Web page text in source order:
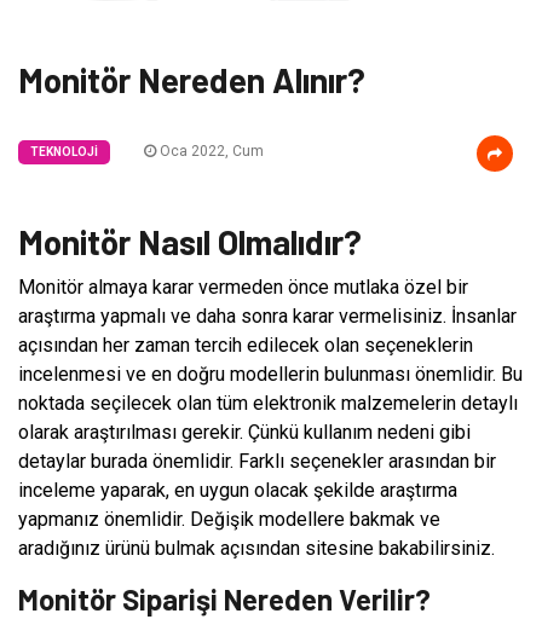
Monitör Nereden Alınır?
TEKNOLOJI Oca 2022, Cum
Monitör Nasıl Olmalıdır?
Monitör almaya karar vermeden önce mutlaka özel bir
araştırma yapmalı ve daha sonra karar vermelisiniz. İnsanlar
açısından her zaman tercih edilecek olan seçeneklerin
incelenmesi ve en doğru modellerin bulunması önemlidir. Bu
noktada seçilecek olan tüm elektronik malzemelerin detaylı
olarak araştırılması gerekir. Çünkü kullanım nedeni gibi
detaylar burada önemlidir. Farklı seçenekler arasından bir
inceleme yaparak, en uygun olacak şekilde araştırma
yapmanız önemlidir. Değişik modellere bakmak ve
aradığınız ürünü bulmak açısından sitesine bakabilirsiniz.
Monitör Siparişi Nereden Verilir?